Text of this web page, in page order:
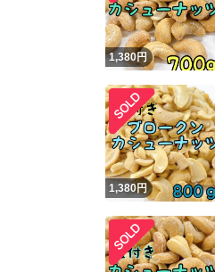
1,380円
1,380円